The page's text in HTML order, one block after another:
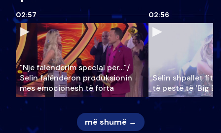
02:57
"Një falenderim special për…"/
Selin falënderon produksionin
mes emocionesh të forta
02:56
Selin shpallet
të pestë të ‘Big
më shumë →